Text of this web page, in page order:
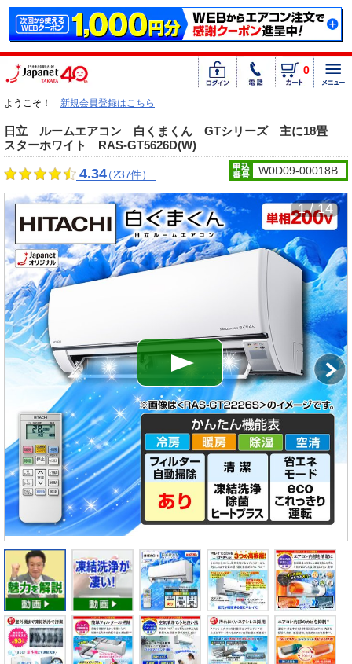
0
ようこそ！ 新規会員登録はこちら
日立 ルームエアコン 白くまくん GTシリーズ 主に18畳
スターホワイト RAS-GT5626D(W)
4.34（237件） W0D09-00018B
1 / 14